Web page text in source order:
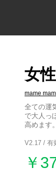
女
mame
全ての運
で大人っ
高めます。
V2.17 / 有
￥